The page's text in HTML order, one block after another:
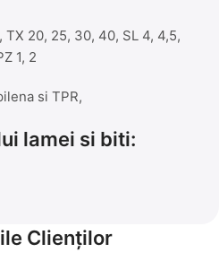
TX 20, 25, 30, 40, SL 4, 4,5,
1, 2
si TPR,
lamei si biti:
Clienților